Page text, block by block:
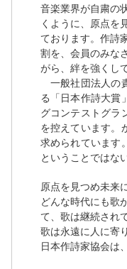
音楽業界が自粛の
くように、原点を
ております。作詩
割を、会員のみな
がら、絆を強くし
一般社団法人の
る「日本作詩大賞
グコンテストグラ
を控えています。
求められています
ということではな
原点を見つめ未来
どんな時代にも歌
て、歌は継続され
歌は永遠に人に寄
日本作詩家協会は